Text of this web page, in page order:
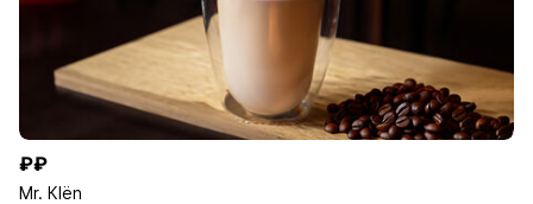
₽₽
Mr. Кlёn